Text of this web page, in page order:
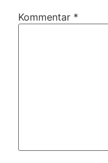
Kommentar *